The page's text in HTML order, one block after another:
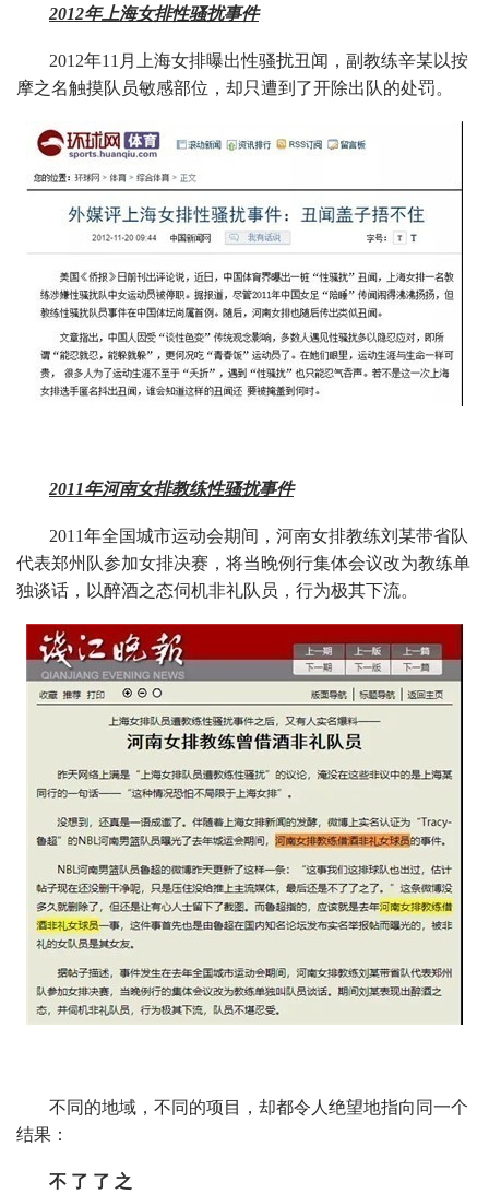
2012年上海女排性骚扰事件
2012年11月上海女排曝出性骚扰丑闻，副教练辛某以按
摩之名触摸队员敏感部位，却只遭到了开除出队的处罚。
2011年河南女排教练性骚扰事件
2011年全国城市运动会期间，河南女排教练刘某带省队
代表郑州队参加女排决赛，将当晚例行集体会议改为教练单
独谈话，以醉酒之态伺机非礼队员，行为极其下流。
不同的地域，不同的项目，却都令人绝望地指向同一个
结果：
不 了 了 之